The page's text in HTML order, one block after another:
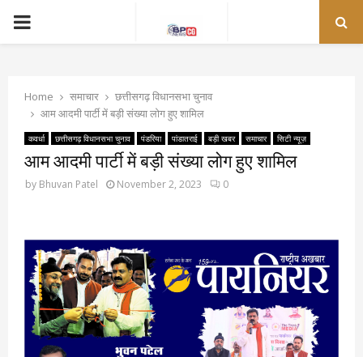
PRIMARY
Home समाचार
छत्तीसगढ़ विधानसभा चुनाव
आम आदमी पार्टी में बड़ी संख्या लोग हुए शामिल
कवर्धा छत्तीसगढ़ विधानसभा चुनाव पंडरिया पांडातराई बड़ी खबर समाचार सिटी न्यूज़
आम आदमी पार्टी में बड़ी संख्या लोग हुए शामिल
by Bhuvan Patel November 2, 2023 0